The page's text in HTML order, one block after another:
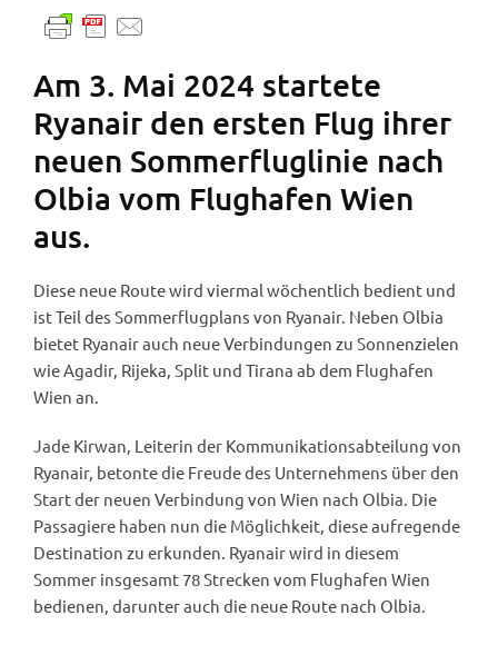
Am 3. Mai 2024 startete
Ryanair den ersten Flug ihrer
neuen Sommerfluglinie nach
Olbia vom Flughafen Wien
aus.
Diese neue Route wird viermal wöchentlich bedient und
ist Teil des Sommerflugplans von Ryanair. Neben Olbia
bietet Ryanair auch neue Verbindungen zu Sonnenzielen
wie Agadir, Rijeka, Split und Tirana ab dem Flughafen
Wien an.
Jade Kirwan, Leiterin der Kommunikationsabteilung von
Ryanair, betonte die Freude des Unternehmens über den
Start der neuen Verbindung von Wien nach Olbia. Die
Passagiere haben nun die Möglichkeit, diese aufregende
Destination zu erkunden. Ryanair wird in diesem
Sommer insgesamt 78 Strecken vom Flughafen Wien
bedienen, darunter auch die neue Route nach Olbia.